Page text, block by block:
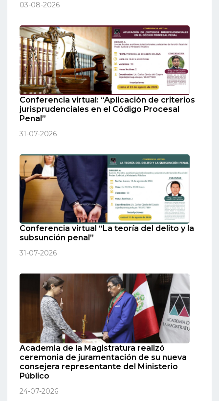
03-08-2026
Conferencia virtual: “Aplicación de criterios
jurisprudenciales en el Código Procesal
Penal”
31-07-2026
Conferencia virtual “La teoría del delito y la
subsunción penal”
31-07-2026
Academia de la Magistratura realizó
ceremonia de juramentación de su nueva
consejera representante del Ministerio
Público
24-07-2026